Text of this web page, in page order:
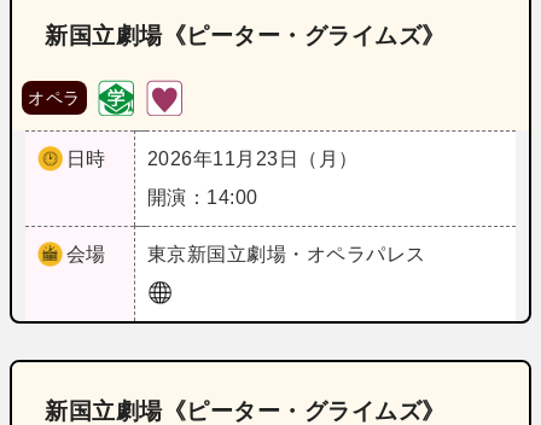
新国立劇場《ピーター・グライムズ》
オペラ
日時
2026年11月23日（月）
開演：14:00
会場 東京新国立劇場・オペラパレス
新国立劇場《ピーター・グライムズ》